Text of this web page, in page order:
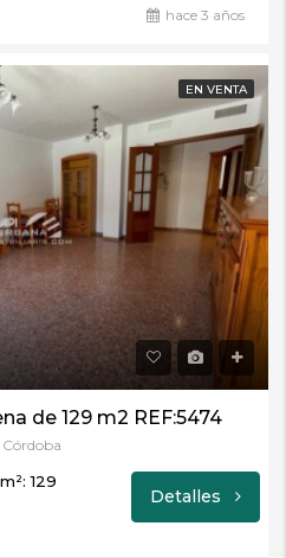
hace 3 años
EN VENTA
de 129 m2 REF:5474
m²: 129
Detalles